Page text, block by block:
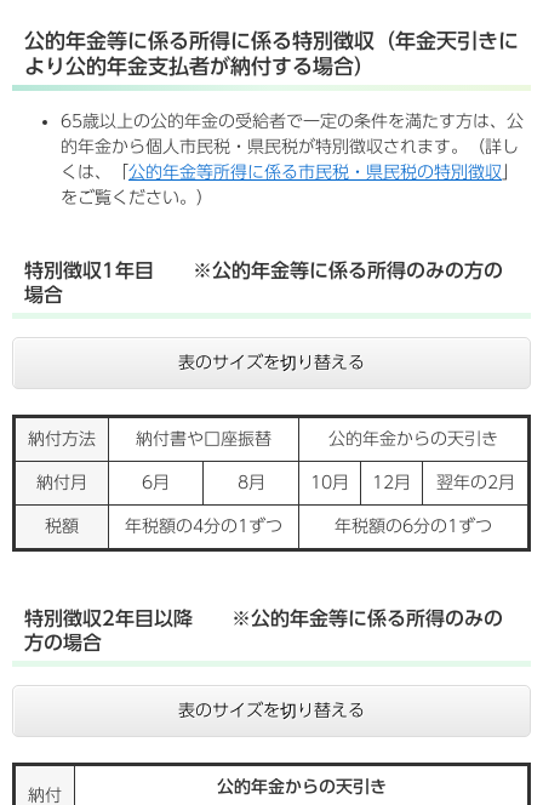
公的年金等に係る所得に係る特別徴収（年金天引きに
より公的年金支払者が納付する場合）
65歳以上の公的年金の受給者で一定の条件を満たす方は、公
的年金から個人市民税・県民税が特別徴収されます。（詳し
くは、「 公的年金等所得に係る市民税・県民税の特別徴収
をご覧ください。）
特別徴収1年目 ※公的年金等に係る所得のみの方の
場合
表のサイズを切り替える
納付方法 納付書や口座振替 公的年金からの天引き
納付月 6月 8月 10月 12月 翌年の2月
税額 年税額の4分の1ずつ 年税額の6分の1ずつ
特別徴収2年目以降 ※公的年金等に係る所得のみの
方の場合
表のサイズを切り替える
納付
公的年金からの天引き